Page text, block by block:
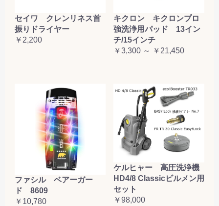
セイワ クレンリネス首
振りドライヤー
￥2,200
キクロン キクロンプロ
強洗浄用パッド 13イン
チ/15インチ
￥3,300 ～ ￥21,450
ファシル ベアーガー
ド 8609
￥10,780
ケルヒャー 高圧洗浄機
HD4/8 Classicビルメン用
セット
￥98,000